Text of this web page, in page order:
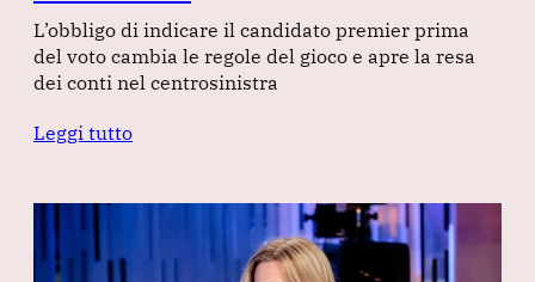
L’obbligo di indicare il candidato premier prima
del voto cambia le regole del gioco e apre la resa
dei conti nel centrosinistra
Leggi tutto